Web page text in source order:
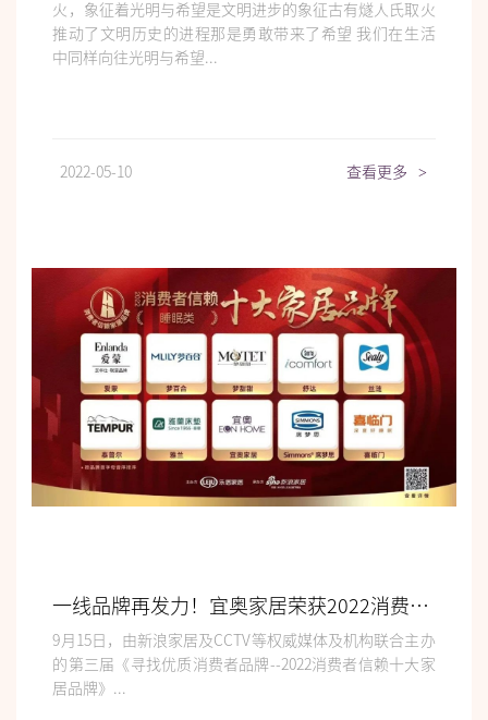
火，象征着光明与希望是文明进步的象征古有燧人氏取火
推动了文明历史的进程那是勇敢带来了希望 我们在生活
中同样向往光明与希望...
2022-05-10 查看更多 >
一线品牌再发力！宜奥家居荣获2022消费者信赖十大家居睡眠品牌
9月15日，由新浪家居及CCTV等权威媒体及机构联合主办
的第三届《寻找优质消费者品牌--2022消费者信赖十大家
居品牌》...